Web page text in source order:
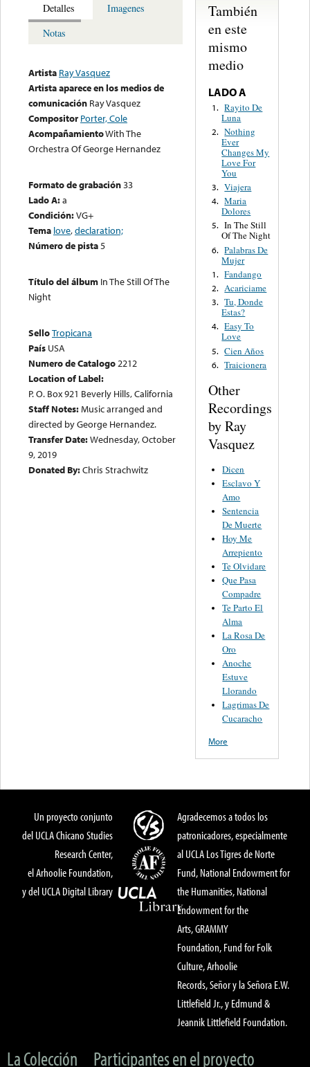
Detalles
Imagenes
Notas
Artista Ray Vasquez
Artista aparece en los medios de
comunicación Ray Vasquez
Compositor Porter, Cole
AcompañamientoWith The
Orchestra Of George Hernandez
Formato de grabación33
Lado A:a
Condición:VG+
Tema love,declaration;
Número de pista5
Título del álbum In The Still Of The
Night
SelloTropicana
País USA
Numero de Catalogo2212
Location of Label:
P. O. Box 921 Beverly Hills, California
Staff Notes:Music arranged and
directed by George Hernandez.
Transfer Date:Wednesday, October
9, 2019
Donated By:Chris Strachwitz
También
en este
mismo
medio
LADO A
1. Rayito De
Luna
2. Nothing
Ever
Changes My
Love For
You
3. Viajera
4. Maria
Dolores
5. In The Still
Of The Night
6. Palabras De
Mujer
1. Fandango
2. Acariciame
3. Tu, Donde
Estas?
4. Easy To
Love
5. Cien Años
6. Traicionera
Other
Recordings
by Ray
Vasquez
Dicen
Esclavo Y
Amo
Sentencia
De Muerte
Hoy Me
Arrepiento
Te Olvidare
Que Pasa
Compadre
Te Parto El
Alma
La Rosa De
Oro
Anoche
Estuve
Llorando
Lagrimas De
Cucaracho
More
Un proyecto conjunto
del UCLA Chicano Studies
Research Center,
el Arhoolie Foundation,
y del UCLA Digital Library
Agradecemos a todos los
patronicadores, especialmente
al UCLA Los Tigres de Norte
Fund, National Endowment for
the Humanities, National
Endowment for the
Arts, GRAMMY
Foundation, Fund for Folk
Culture, Arhoolie
Records, Señor y la Señora E.W.
Littlefield Jr., y Edmund &
Jeannik Littlefield Foundation.
La Colección Participantes en el proyecto